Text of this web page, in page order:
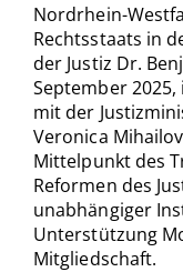
Nordrhein-
Rechtsstaats in
der Justiz Dr.
September 2025,
mit der
Veronica
Mittelpunkt des
Reformen des
unabhängiger
Unterstützung
Mitgliedschaft.